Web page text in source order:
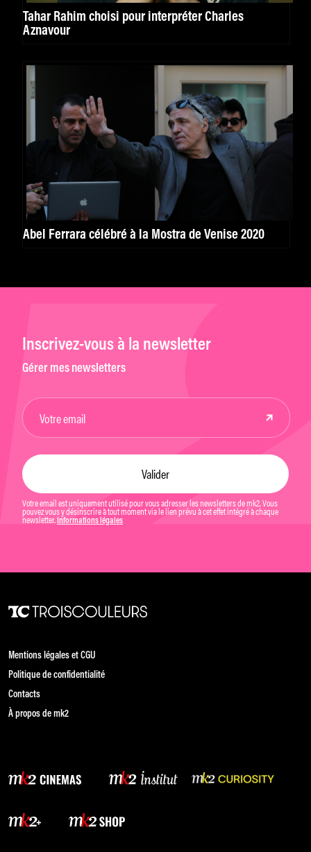
Tahar Rahim choisi pour interpréter Charles
Aznavour
Abel Ferrara célébré à la Mostra de Venise 2020
Inscrivez-vous à la newsletter
Gérer mes newsletters
Votre email est uniquement utilisé pour vous adresser les newsletters de mk2. Vous
pouvez vous y désinscrire à tout moment via le lien prévu à cet effet intégré à chaque
newsletter. Informations légales
Mentions légales et CGU
Politique de confidentialité
Contacts
À propos de mk2